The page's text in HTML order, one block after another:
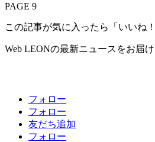
PAGE 9
この記事が気に入ったら「いいね
Web LEONの最新ニュースをお届け
フォロー
フォロー
友だち追加
フォロー